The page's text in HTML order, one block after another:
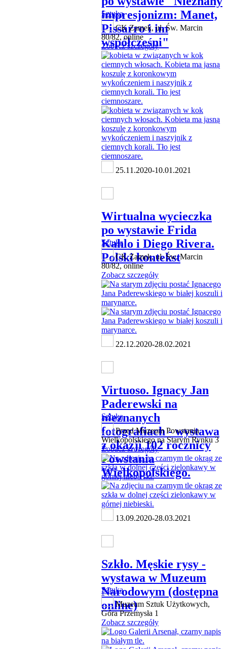
impresjonizm: Manet,
Pissarro i im
współcześni"
Sztuka
CK Zamek, ul. Św. Marcin
80/82, online
Zobacz szczegóły
25.11.2020-10.01.2021
Wirtualna wycieczka
po wystawie Frida
Kahlo i Diego Rivera.
Polski kontekst
Sztuka
CK Zamek, ul. Św. Marcin
80/82, online
Zobacz szczegóły
22.12.2020-28.02.2021
Virtuoso. Ignacy Jan
Paderewski na
nieznanych
fotografiach - wystawa
z okazji 102 rocznicy
Powstania
Wielkopolskiego.
Sztuka
Przed Muzeum Powstania
Wielkopolskiego na Starym Rynku 3
Zobacz szczegóły
13.09.2020-28.03.2021
Szkło. Męskie rysy -
wystawa w Muzeum
Narodowym (dostępna
online)
Sztuka
Muzeum Sztuk Użytkowych,
Góra Przemysła 1
Zobacz szczegóły